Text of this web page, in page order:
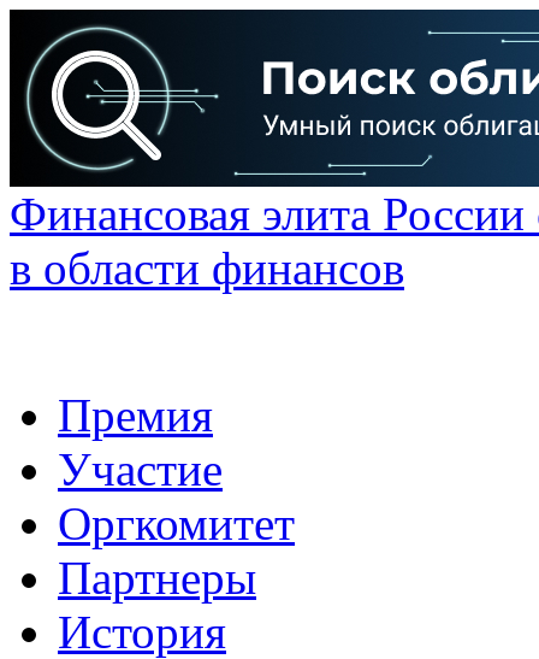
Финансовая элита
в области финансов
Премия
Участие
Оргкомитет
Партнеры
История